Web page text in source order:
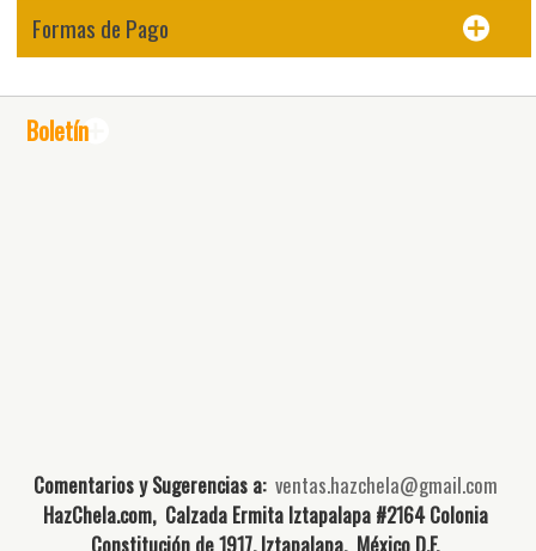
Formas de Pago
Boletín
Comentarios y Sugerencias a: ventas.hazchela@gmail.com
HazChela.com, Calzada Ermita Iztapalapa #2164 Colonia
Constitución de 1917, Iztapalapa, México D.F.